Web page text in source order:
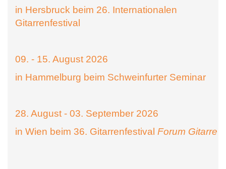
in Hersbruck beim 26. Internationalen
Gitarrenfestival
09. - 15. August 2026
in Hammelburg beim Schweinfurter Seminar
28. August - 03. September 2026
in Wien beim 36. Gitarrenfestival Forum Gitarre